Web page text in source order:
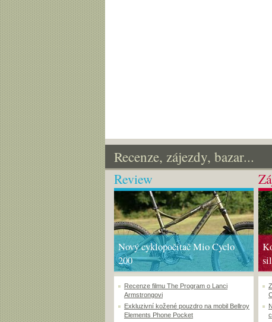
Recenze, zájezdy, bazar...
Review
Nový cyklopočítač Mio Cyclo
200
Recenze filmu The Program o Lanci
Armstrongovi
Exkluzivní kožené pouzdro na mobil Bellroy
Elements Phone Pocket